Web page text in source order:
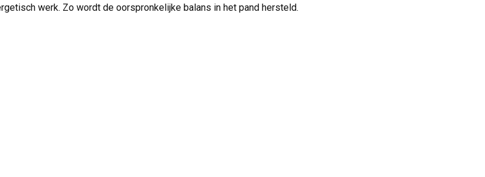
werk. Zo wordt de oorspronkelijke balans in het pand hersteld.